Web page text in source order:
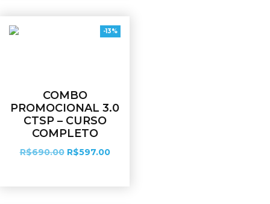
-13%
COMBO
PROMOCIONAL 3.0
CTSP – CURSO
COMPLETO
R$690.00 R$597.00